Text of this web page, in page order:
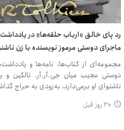
رد پای خالق «ارباب حلقه‌ها» در
ماجرای دوستی مرموز نویسنده با زن
مجموعه‌ای از کتاب‌ها، نامه‌ها و
دوستی عجیب میان جی.‌آر.‌آر. تالکین و
ناشنوای او برمی‌دارد، به‌زودی به حراج
۳۰ روز قبل